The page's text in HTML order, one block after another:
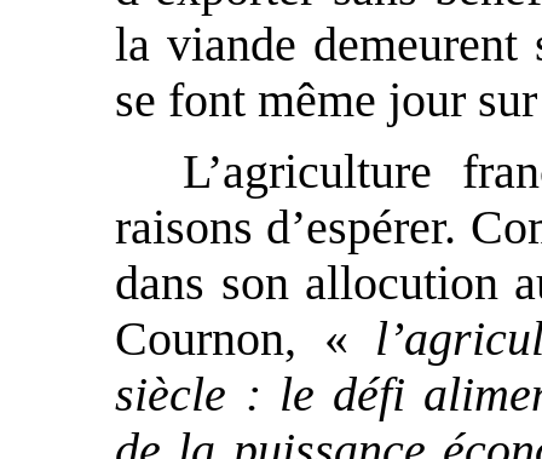
la viande demeurent
se font même jour
L’agriculture
raisons d’espérer.
dans son allocution
Cournon, «
siècle : le défi